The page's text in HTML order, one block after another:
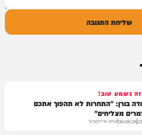
שליחת התגובה
זה נשמע טוב!
בורן: "התחרות לא תהפוך אתכם
מצליחים"
08/08/26יצחק אייזיקוביץ'